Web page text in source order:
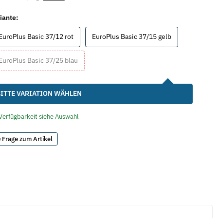
Basic 37/12 rotEuroPlus Basic 37/12 rot
EuroPlus Basic 37/15 gelbEuroPlus
Basic 37/25 blauEuroPlus Basic 37/25 blau
VARIATION WÄHLEN
siehe Auswahl
Frage zum Artikel